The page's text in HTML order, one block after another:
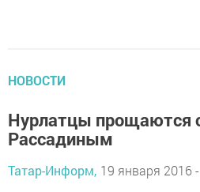
НОВОСТИ
Нурлатцы прощаются
Рассадиным
Татар-Информ, 19 января 2016